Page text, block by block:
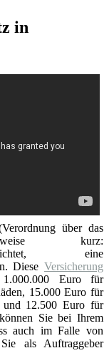
in
über das
kurz:
eine
Diese Versicherung
1.000.000 Euro für
15.000 Euro für
und 12.500 Euro für
Sie bei Ihrem
auch im Falle von
als Auftraggeber